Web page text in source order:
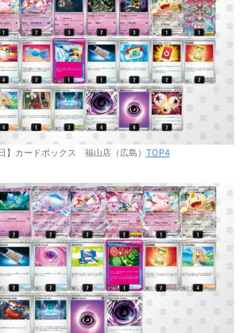
】カードボックス 福山店（広島） TOP4